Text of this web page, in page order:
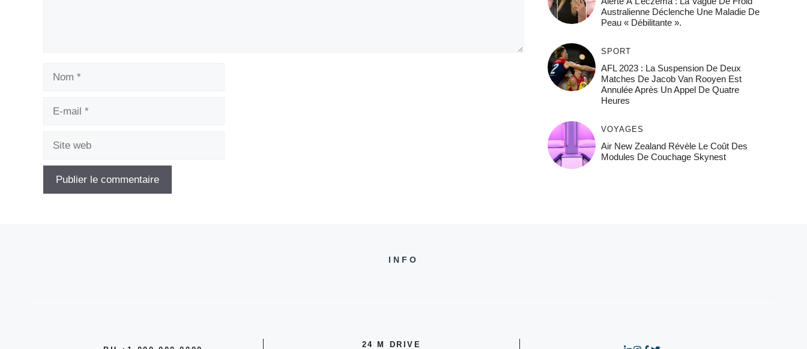
Australienne Déclenche Une Maladie De
Peau « Débilitante ».
SPORT
AFL 2023 : La Suspension De Deux
Matches De Jacob Van Rooyen Est
Annulée Après Un Appel De Quatre
Heures
VOYAGES
Air New Zealand Révèle Le Coût Des
Modules De Couchage Skynest
INFO
24 M DRIVE